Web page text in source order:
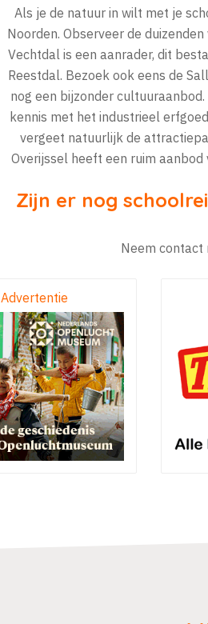
Als je de natuur in wilt met je
Noorden. Observeer de
Vechtdal is een aanrader, dit
Reestdal. Bezoek ook eens de
nog een bijzonder
kennis met het industrieel
vergeet natuurlijk de
Overijssel heeft een ruim
Zijn er nog
Neem contact
Advertentie